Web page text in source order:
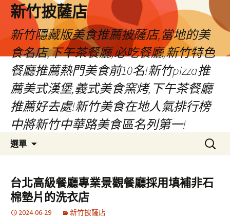
新竹披薩店
新竹隱藏版美食推薦披薩店,當地的美
食名店,下午茶餐廳,必吃餐廳,新竹特色
餐廳推薦熱門美食前10名!新竹pizza推
薦美式漢堡,義式美食窯烤,下午茶餐廳
推薦好去處!新竹美食在地人氣排行榜
中將新竹中華路美食區名列第一!
選單
要
內
容
搜
尋
鍵
字:
台北高級餐廳專業景觀餐廳採用填補非石
棉墊片的洗衣店
2024-06-29 新竹披薩店